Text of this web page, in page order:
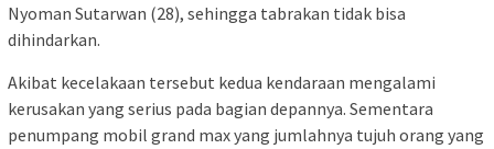
Nyoman Sutarwan (28), sehingga tabrakan tidak bisa
dihindarkan.
Akibat kecelakaan tersebut kedua kendaraan mengalami
kerusakan yang serius pada bagian depannya. Sementara
penumpang mobil grand max yang jumlahnya tujuh orang yang